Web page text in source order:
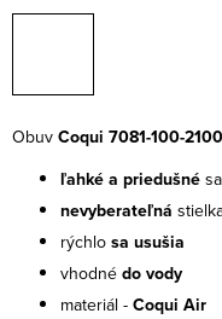
Obuv Coqui 7081-100-
ľahké a priedušné
nevyberateľná
rýchlo sa usušia
vhodné do vody
materiál - Coqui Air